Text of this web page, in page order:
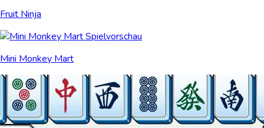
Fruit Ninja
Mini Monkey Mart